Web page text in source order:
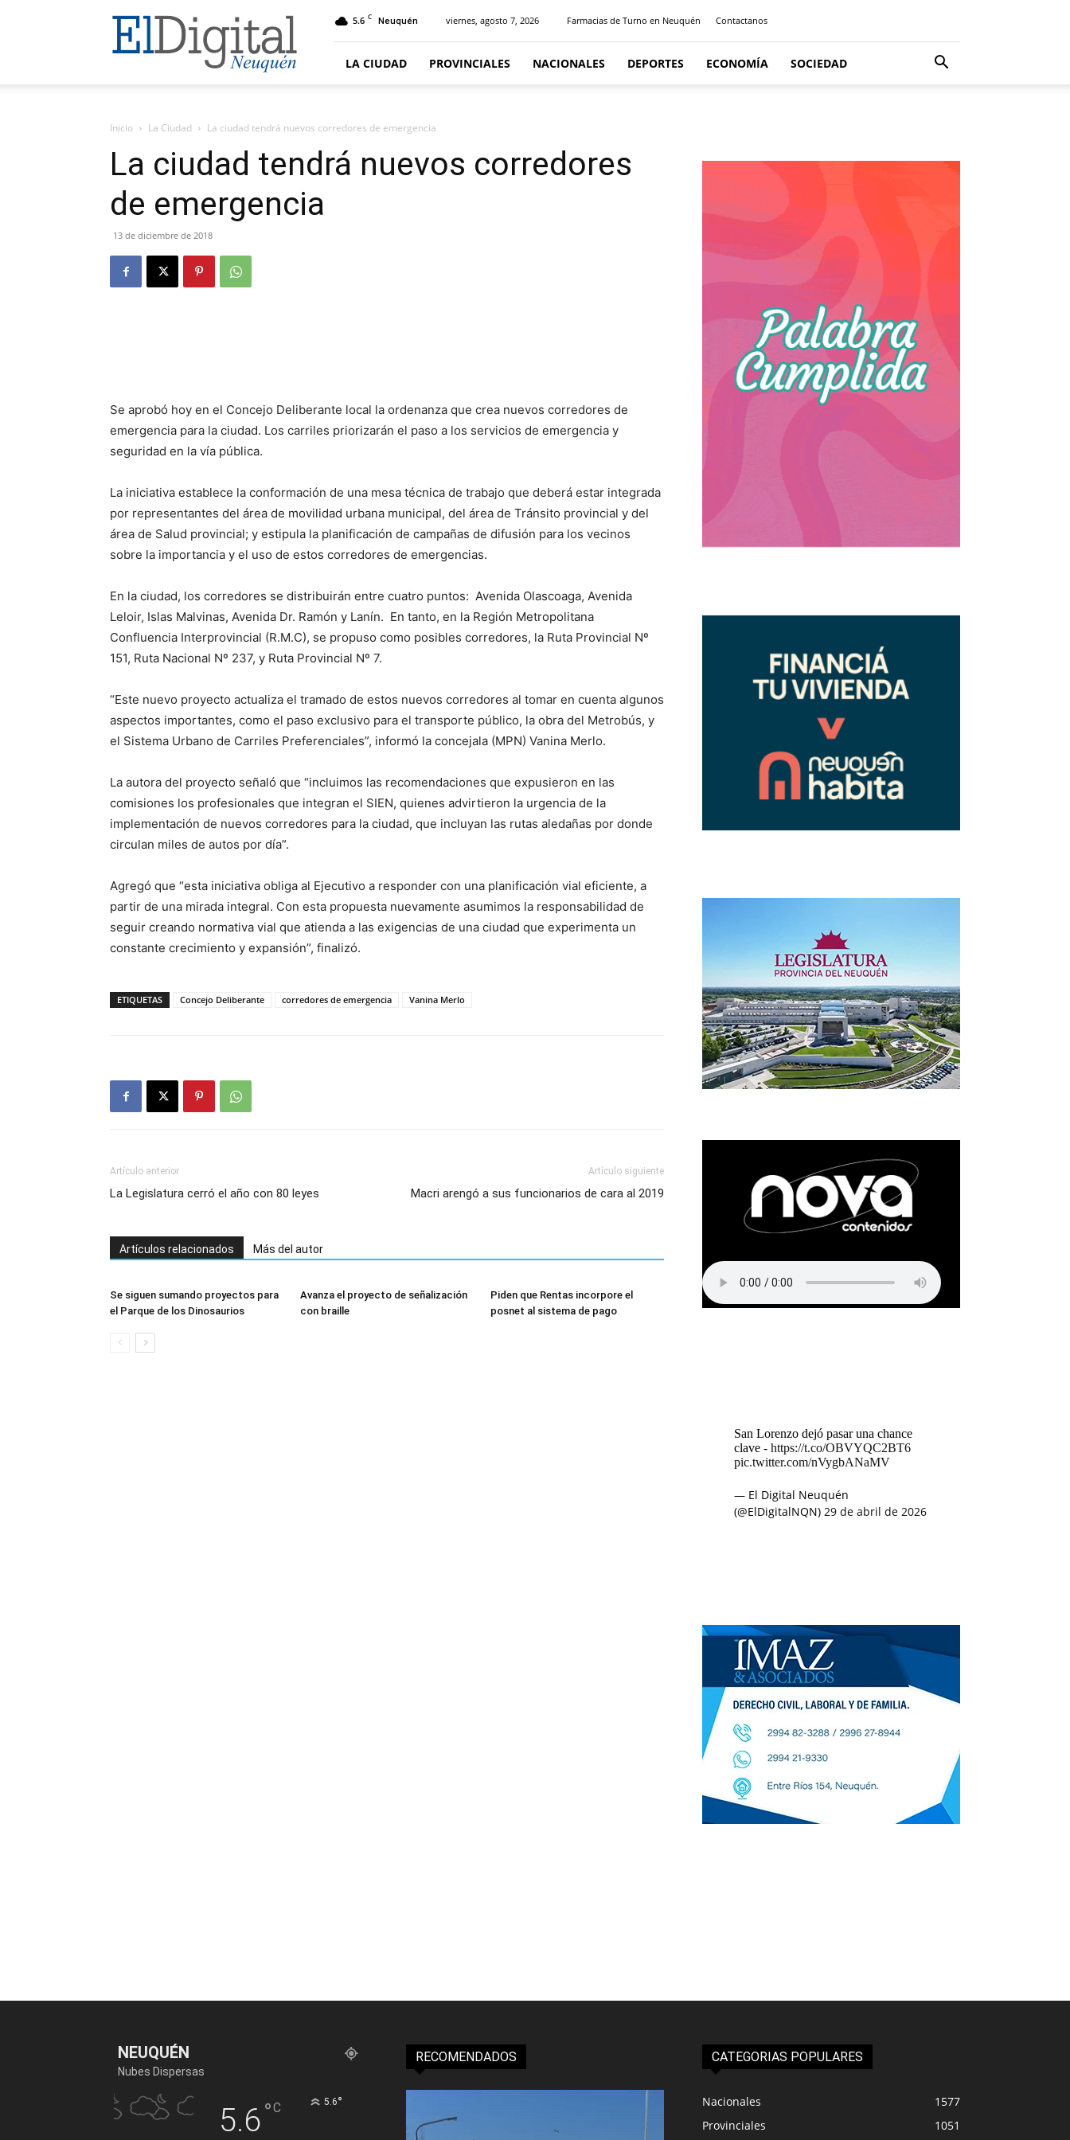
El
Digital
Neuquen
5.6 C Neuquén viernes, agosto 7, 2026 Farmacias de Turno en Neuquén Contactanos
LA CIUDAD PROVINCIALES NACIONALES DEPORTES ECONOMÍA SOCIEDAD
Inicio La Ciudad La ciudad tendrá nuevos corredores de emergencia
La ciudad tendrá nuevos corredores
de emergencia
13 de diciembre de 2018
Se aprobó hoy en el Concejo Deliberante local la ordenanza que crea nuevos corredores de
emergencia para la ciudad. Los carriles priorizarán el paso a los servicios de emergencia y
seguridad en la vía pública.
La iniciativa establece la conformación de una mesa técnica de trabajo que deberá estar integrada
por representantes del área de movilidad urbana municipal, del área de Tránsito provincial y del
área de Salud provincial; y estipula la planificación de campañas de difusión para los vecinos
sobre la importancia y el uso de estos corredores de emergencias.
En la ciudad, los corredores se distribuirán entre cuatro puntos: Avenida Olascoaga, Avenida
Leloir, Islas Malvinas, Avenida Dr. Ramón y Lanín. En tanto, en la Región Metropolitana
Confluencia Interprovincial (R.M.C), se propuso como posibles corredores, la Ruta Provincial Nº
151, Ruta Nacional Nº 237, y Ruta Provincial Nº 7.
“Este nuevo proyecto actualiza el tramado de estos nuevos corredores al tomar en cuenta algunos
aspectos importantes, como el paso exclusivo para el transporte público, la obra del Metrobús, y
el Sistema Urbano de Carriles Preferenciales”, informó la concejala (MPN) Vanina Merlo.
La autora del proyecto señaló que “incluimos las recomendaciones que expusieron en las
comisiones los profesionales que integran el SIEN, quienes advirtieron la urgencia de la
implementación de nuevos corredores para la ciudad, que incluyan las rutas aledañas por donde
circulan miles de autos por día”.
Agregó que “esta iniciativa obliga al Ejecutivo a responder con una planificación vial eficiente, a
partir de una mirada integral. Con esta propuesta nuevamente asumimos la responsabilidad de
seguir creando normativa vial que atienda a las exigencias de una ciudad que experimenta un
constante crecimiento y expansión”, finalizó.
ETIQUETAS Concejo Deliberante corredores de emergencia Vanina Merlo
Artículo anterior
La Legislatura cerró el año con 80 leyes
Artículo siguiente
Macri arengó a sus funcionarios de cara al 2019
Artículos relacionados Más del autor
Se siguen sumando proyectos para
el Parque de los Dinosaurios
Avanza el proyecto de señalización
con braille
Piden que Rentas incorpore el
posnet al sistema de pago
San Lorenzo dejó pasar una chance
clave - https://t.co/OBVYQC2BT6
pic.twitter.com/nVygbANaMV
— El Digital Neuquén
(@ElDigitalNQN) 29 de abril de 2026
NEUQUÉN
Nubes Dispersas
5.6°C 5.6°
RECOMENDADOS CATEGORIAS POPULARES
Nacionales
1577
Provinciales
1051